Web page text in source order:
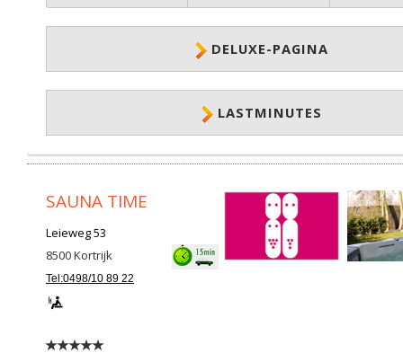
DELUXE-PAGINA
LASTMINUTES
SAUNA TIME
Leieweg 53
8500Kortrijk
Tel:0498/10 89 22